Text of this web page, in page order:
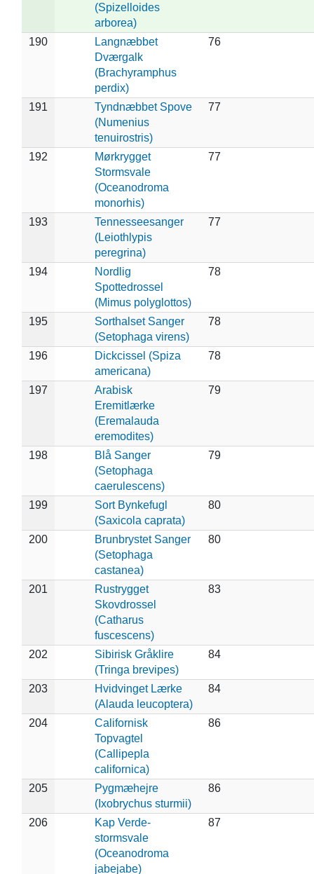
(Spizelloides
arborea)
190
Langnæbbet
Dværgalk
(Brachyramphus
perdix)
76
191
Tyndnæbbet Spove
(Numenius
tenuirostris)
77
192
Mørkrygget
Stormsvale
(Oceanodroma
monorhis)
77
193
Tennesseesanger
(Leiothlypis
peregrina)
77
194
Nordlig
Spottedrossel
(Mimus polyglottos)
78
195
Sorthalset Sanger
(Setophaga virens)
78
196
Dickcissel (Spiza
americana)
78
197
Arabisk
Eremitlærke
(Eremalauda
eremodites)
79
198
Blå Sanger
(Setophaga
caerulescens)
79
199
Sort Bynkefugl
(Saxicola caprata)
80
200
Brunbrystet Sanger
(Setophaga
castanea)
80
201
Rustrygget
Skovdrossel
(Catharus
fuscescens)
83
202
Sibirisk Gråklire
(Tringa brevipes)
84
203
Hvidvinget Lærke
(Alauda leucoptera)
84
204
Californisk
Topvagtel
(Callipepla
californica)
86
205
Pygmæhejre
(Ixobrychus sturmii)
86
206
Kap Verde-
stormsvale
(Oceanodroma
jabejabe)
87